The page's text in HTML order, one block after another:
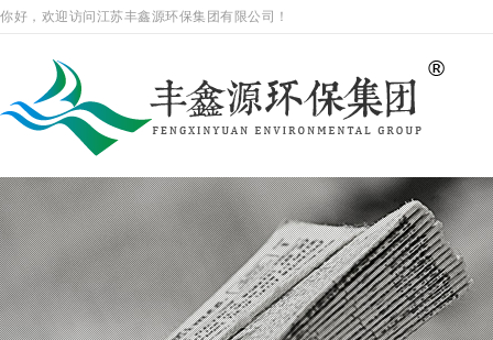
你好，欢迎访问江苏丰鑫源环保集团有限公司！